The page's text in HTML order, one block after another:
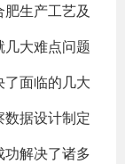
生产工艺及
大难点问题
面临的几大
据设计制定
解决了诸多